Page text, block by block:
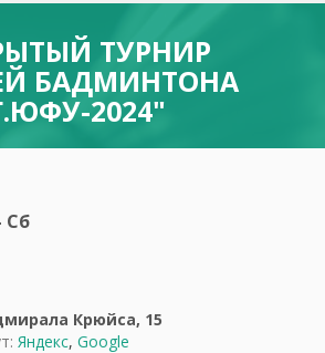
ТУРНИР
БАДМИНТОНА
2024"
Сб
Крюйса, 15
Яндекс, Google